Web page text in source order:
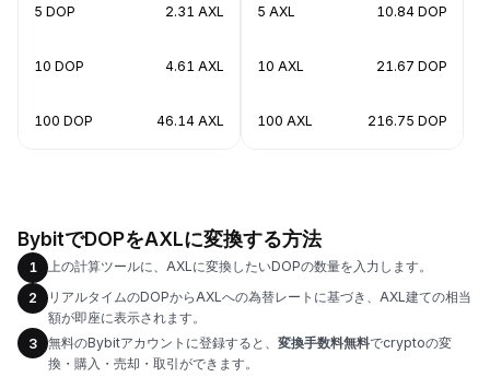
5 DOP 2.31 AXL
10 DOP 4.61 AXL
100 DOP 46.14 AXL
5 AXL 10.84 DOP
10 AXL 21.67 DOP
100 AXL 216.75 DOP
BybitでDOPをAXLに変換する方法
1
上の計算ツールに、AXLに変換したいDOPの数量を入力します。
2
リアルタイムのDOPからAXLへの為替レートに基づき、AXL建ての相当
額が即座に表示されます。
3
無料のBybitアカウントに登録すると、 変換手数料無料でcryptoの変
換・購入・売却・取引ができます。